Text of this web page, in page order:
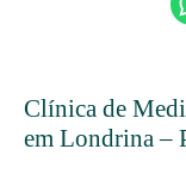
Clínica de
em Londrina –